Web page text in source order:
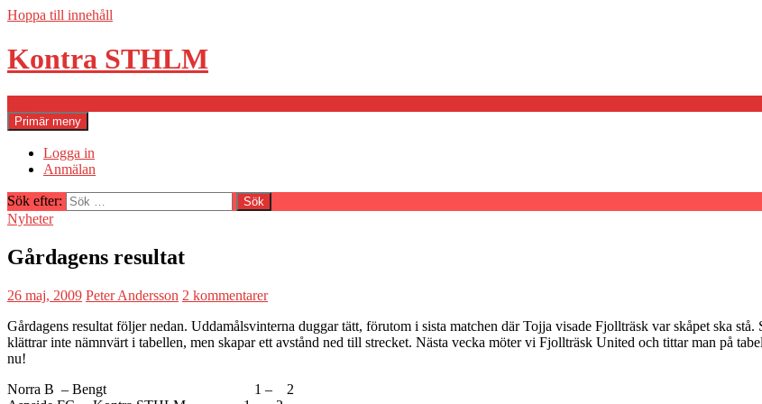
Hoppa till innehåll
Kontra STHLM
Primär meny
Logga in
Anmälan
Sök efter:
Nyheter
Gårdagens resultat
26 maj, 2009 Peter Andersson 2 kommentarer
Gårdagens resultat följer nedan. Uddamålsvinterna duggar tätt, förutom i sista matchen där Tojja visade Fjollträsk var skåpet ska
klättrar inte nämnvärt i tabellen, men skapar ett avstånd ned till strecket. Nästa vecka möter vi Fjollträsk United och tittar man på
nu!
Norra B – Bengt 1 – 2